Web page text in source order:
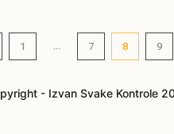
1 ... 7 8 9
- Izvan Svake Kontrole